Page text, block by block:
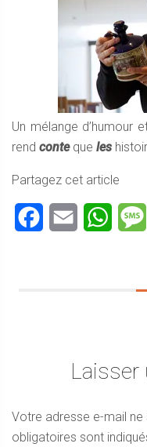
Un mélange d’humour
rend conte que les
Partagez cet article
Facebook
Email
Laisser
Votre adresse e-mail ne
obligatoires sont